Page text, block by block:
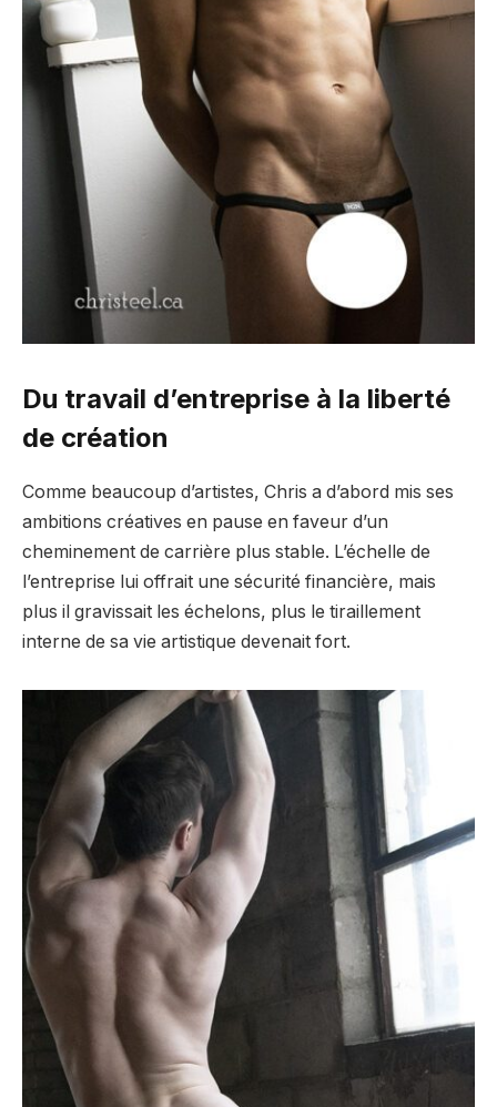
Du travail d’entreprise à la liberté
de création
Comme beaucoup d’artistes, Chris a d’abord mis ses
ambitions créatives en pause en faveur d’un
cheminement de carrière plus stable. L’échelle de
l’entreprise lui offrait une sécurité financière, mais
plus il gravissait les échelons, plus le tiraillement
interne de sa vie artistique devenait fort.